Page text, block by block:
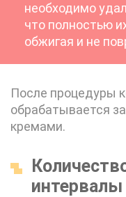
необходимо
что полностью
обжигая и не
После процедуры
обрабатывается
кремами.